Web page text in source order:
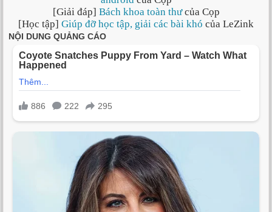
[Giải đáp] Bách khoa toàn thưcủa Cọp
[Học tập] Giúp đỡ học tập, giải các bài khó của LeZink